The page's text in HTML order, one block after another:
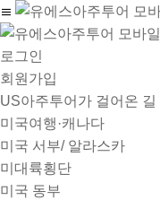
로그인
회원가입
US아주투어가 걸어온 길
미국여행·캐나다
미국 서부/ 알라스카
미대륙횡단
미국 동부